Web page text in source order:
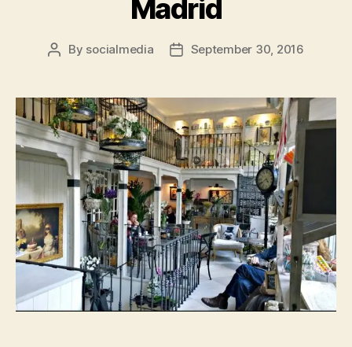
Madrid
Post
By socialmedia
PostSeptember 30, 2016